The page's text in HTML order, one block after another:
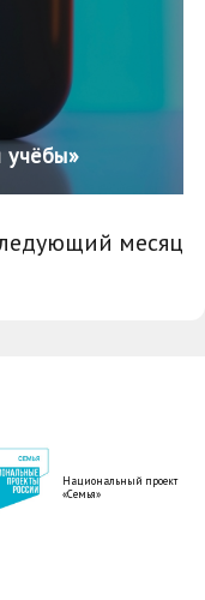
учёбы»
месяц
Национальный проект
«Семья»